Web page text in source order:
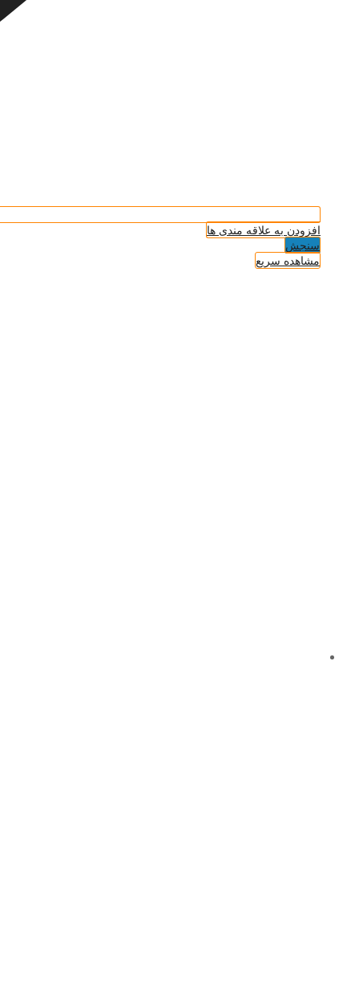
افزودن به علاقه مندی ها
سنجش
مشاهده سریع